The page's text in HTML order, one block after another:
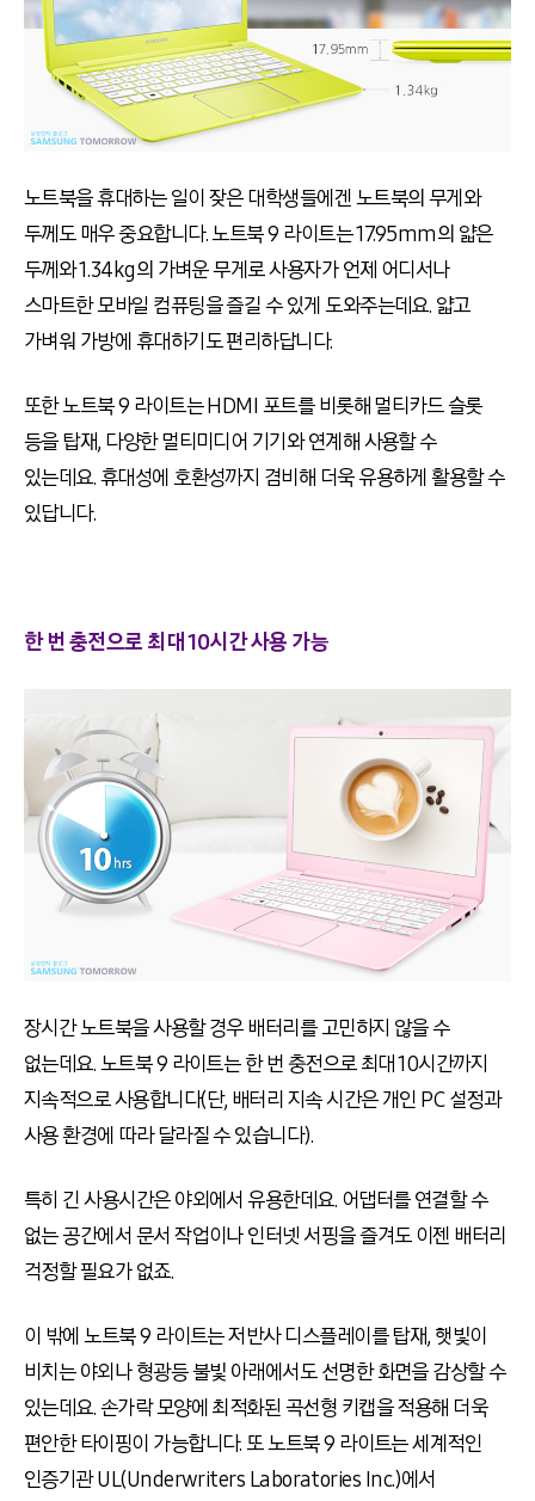
노트북을 휴대하는 일이 잦은 대학생들에겐 노트북의 무게와
두께도 매우 중요합니다. 노트북 9 라이트는 17.95mm의 얇은
두께와 1.34kg의 가벼운 무게로 사용자가 언제 어디서나
스마트한 모바일 컴퓨팅을 즐길 수 있게 도와주는데요. 얇고
가벼워 가방에 휴대하기도 편리하답니다.
또한 노트북 9 라이트는 HDMI 포트를 비롯해 멀티카드 슬롯
등을 탑재, 다양한 멀티미디어 기기와 연계해 사용할 수
있는데요. 휴대성에 호환성까지 겸비해 더욱 유용하게 활용할 수
있답니다.
한 번 충전으로 최대 10시간 사용 가능
장시간 노트북을 사용할 경우 배터리를 고민하지 않을 수
없는데요. 노트북 9 라이트는 한 번 충전으로 최대 10시간까지
지속적으로 사용합니다(단, 배터리 지속 시간은 개인 PC 설정과
사용 환경에 따라 달라질 수 있습니다).
특히 긴 사용시간은 야외에서 유용한데요. 어댑터를 연결할 수
없는 공간에서 문서 작업이나 인터넷 서핑을 즐겨도 이젠 배터리
걱정할 필요가 없죠.
이 밖에 노트북 9 라이트는 저반사 디스플레이를 탑재, 햇빛이
비치는 야외나 형광등 불빛 아래에서도 선명한 화면을 감상할 수
있는데요. 손가락 모양에 최적화된 곡선형 키캡을 적용해 더욱
편안한 타이핑이 가능합니다. 또 노트북 9 라이트는 세계적인
인증기관 UL(Underwriters Laboratories Inc.)에서